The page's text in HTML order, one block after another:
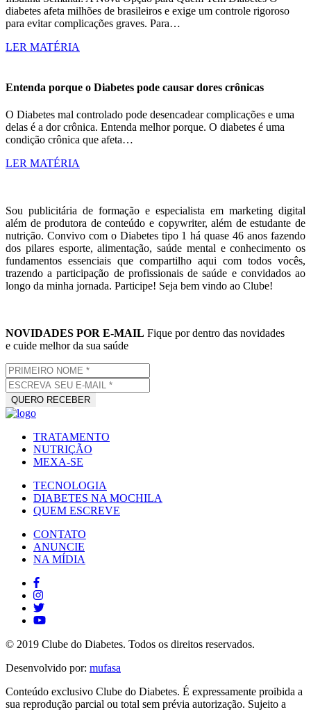
diabetes afeta milhões de brasileiros e exige um controle rigoroso
para evitar complicações graves. Para…
LER MATÉRIA
Entenda porque o Diabetes pode causar dores crônicas
O Diabetes mal controlado pode desencadear complicações e uma
delas é a dor crônica. Entenda melhor porque. O diabetes é uma
condição crônica que afeta…
LER MATÉRIA
Sou publicitária de formação e especialista em marketing digital
além de produtora de conteúdo e copywriter, além de estudante de
nutrição. Convivo com o Diabetes tipo 1 há quase 46 anos fazendo
dos pilares esporte, alimentação, saúde mental e conhecimento os
fundamentos essenciais que compartilho aqui com todos vocês,
trazendo a participação de profissionais de saúde e convidados ao
longo da minha jornada. Participe! Seja bem vindo ao Clube!
NOVIDADES POR E-MAIL Fique por dentro das novidades
e cuide melhor da sua saúde
TRATAMENTO
NUTRIÇÃO
MEXA-SE
TECNOLOGIA
DIABETES NA MOCHILA
QUEM ESCREVE
CONTATO
ANUNCIE
NA MÍDIA
© 2019 Clube do Diabetes. Todos os direitos reservados.
Desenvolvido por: mufasa
Conteúdo exclusivo Clube do Diabetes. É expressamente proibida a
sua reprodução parcial ou total sem prévia autorização. Sujeito a